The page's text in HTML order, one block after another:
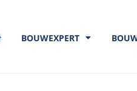
BOUWEXPERT